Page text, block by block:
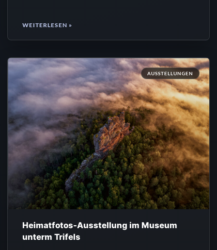
WEITERLESEN »
AUSSTELLUNGEN
Heimatfotos-Ausstellung im Museum
unterm Trifels